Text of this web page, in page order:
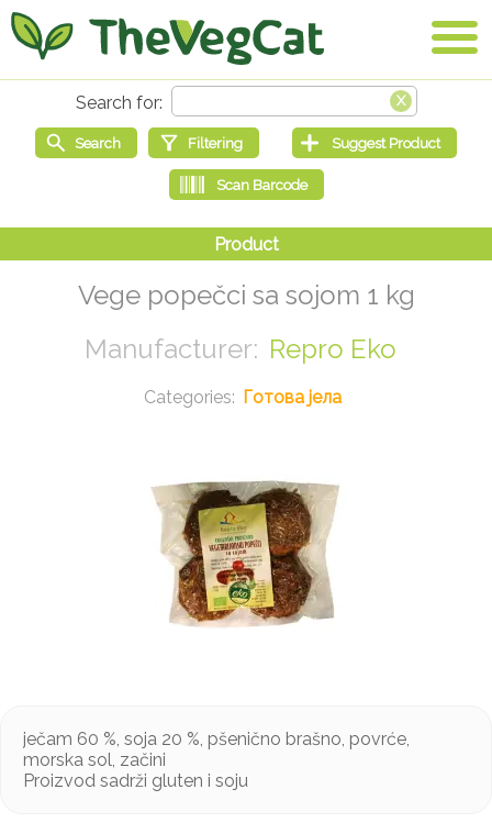
Vege popečci sa sojom 1 kg
Repro Eko
Готова јела
ječam 60 %, soja 20 %, pšenično brašno, povrće,
morska sol, začini
Proizvod sadrži gluten i soju